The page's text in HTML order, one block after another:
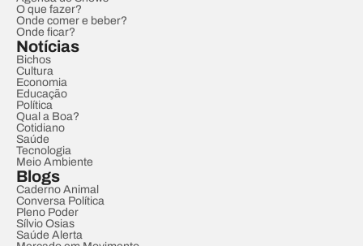
O que fazer?
Onde comer e beber?
Onde ficar?
Notícias
Bichos
Cultura
Economia
Educação
Política
Qual a Boa?
Cotidiano
Saúde
Tecnologia
Meio Ambiente
Blogs
Caderno Animal
Conversa Política
Pleno Poder
Sílvio Osias
Saúde Alerta